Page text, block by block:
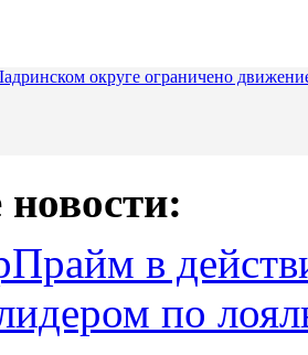
округе ограничено
в
по